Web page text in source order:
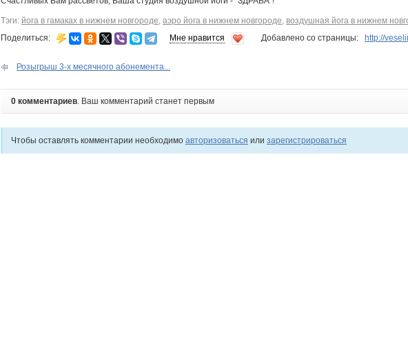
Тэги: йога в гамаках в нижнем новгороде, аэро йога в нижнем новгороде, воздушная йога в нижнем
Поделиться:
Мне нравится Добавлено со страницы: http://
Розыгрыш 3-х месячного абонемента...
0 комментариев. Ваш комментарий станет первым
Чтобы оставлять комментарии необходимо авторизоваться или зарегистрироваться